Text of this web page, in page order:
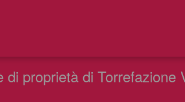
proprietà di